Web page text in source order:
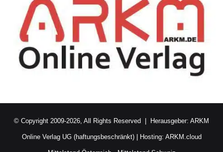
© Copyright 2009-2026, All Rights Reserved | Herausgeber: ARKM
Online Verlag UG (haftungsbeschränkt)| Hosting: ARKM.cloud